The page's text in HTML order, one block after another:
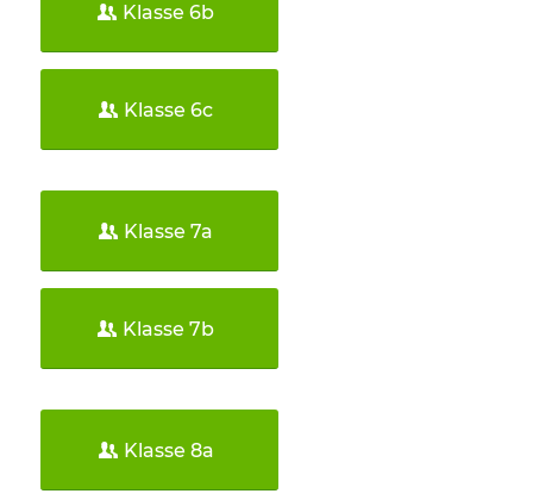
Klasse 6b
Klasse 6c
Klasse 7a
Klasse 7b
Klasse 8a